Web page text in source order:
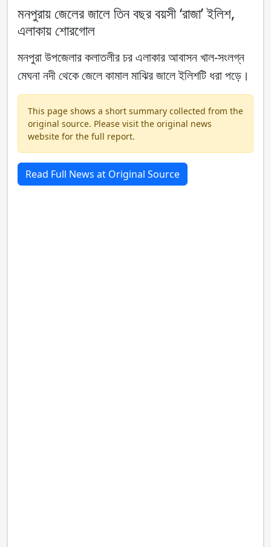
মনপুরায় জেলের জালে তিন বছর বয়সী ‘রাজা’ ইলিশ,
এলাকায় শোরগোল
মনপুরা উপজেলার কলাতলীর চর এলাকার আবাসন খাল-সংলগ্ন
মেঘনা নদী থেকে জেলে কামাল মাঝির জালে ইলিশটি ধরা পড়ে।
This page shows a short summary collected from the
original source. Please visit the original news
website for the full report.
Read Full News at Original Source